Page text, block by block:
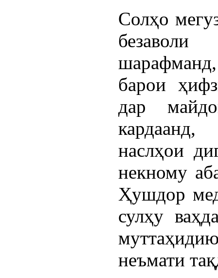
Солҳо
барои
дар
наслҳои
некному
Ҳушдор
сулҳу
неъмати